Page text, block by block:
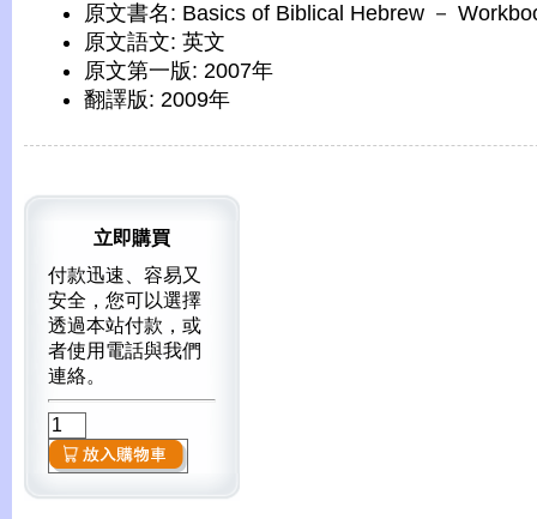
原文書名: Basics of Biblical Hebrew －
原文語文: 英文
原文第一版: 2007年
翻譯版: 2009年
立即購買
付款迅速、容易又
安全，您可以選擇
透過本站付款，或
者使用電話與我們
連絡。